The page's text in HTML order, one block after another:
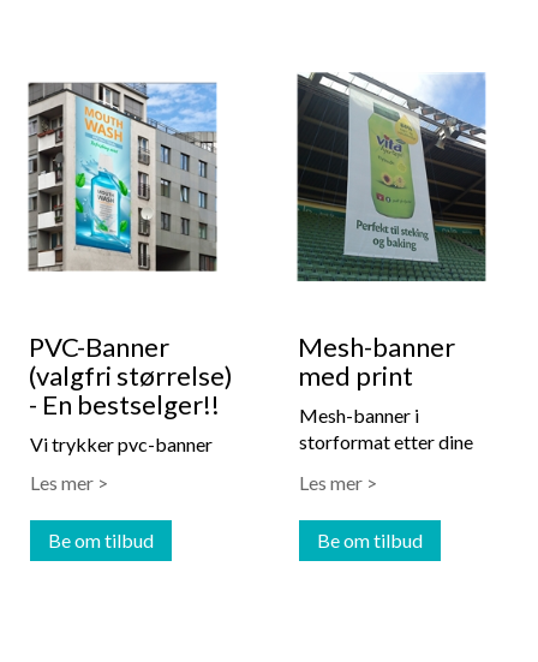
PVC-Banner
(valgfri størrelse)
- En bestselger!!
Vi trykker pvc-banner
m2. Velegnet til
utendørs- og innendørs
bruk.
Les mer >
Be om tilbud
Mesh-banner
med print
Mesh-banner i
storformat etter dine
og innendørs bruk.
Les mer >
Be om tilbud